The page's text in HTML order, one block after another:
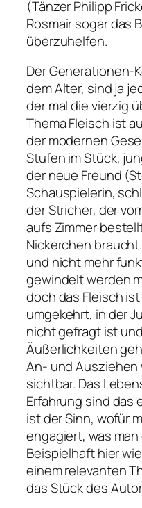
(Tänzer Philipp
Rosmair sogar das
überzuhelfen.
Der Generationen-
dem Alter, sind ja
der mal die vierzig
Thema Fleisch ist
der modernen
Stufen im Stück,
der neue Freund
Schauspielerin,
der Stricher, der
aufs Zimmer
Nickerchen
und nicht mehr
gewindelt werden
doch das Fleisch
umgekehrt, in der
nicht gefragt ist
Äußerlichkeiten
An- und
sichtbar. Das
Erfahrung sind das
ist der Sinn, wofür
engagiert, was
Beispielhaft hier
einem relevanten
das Stück des